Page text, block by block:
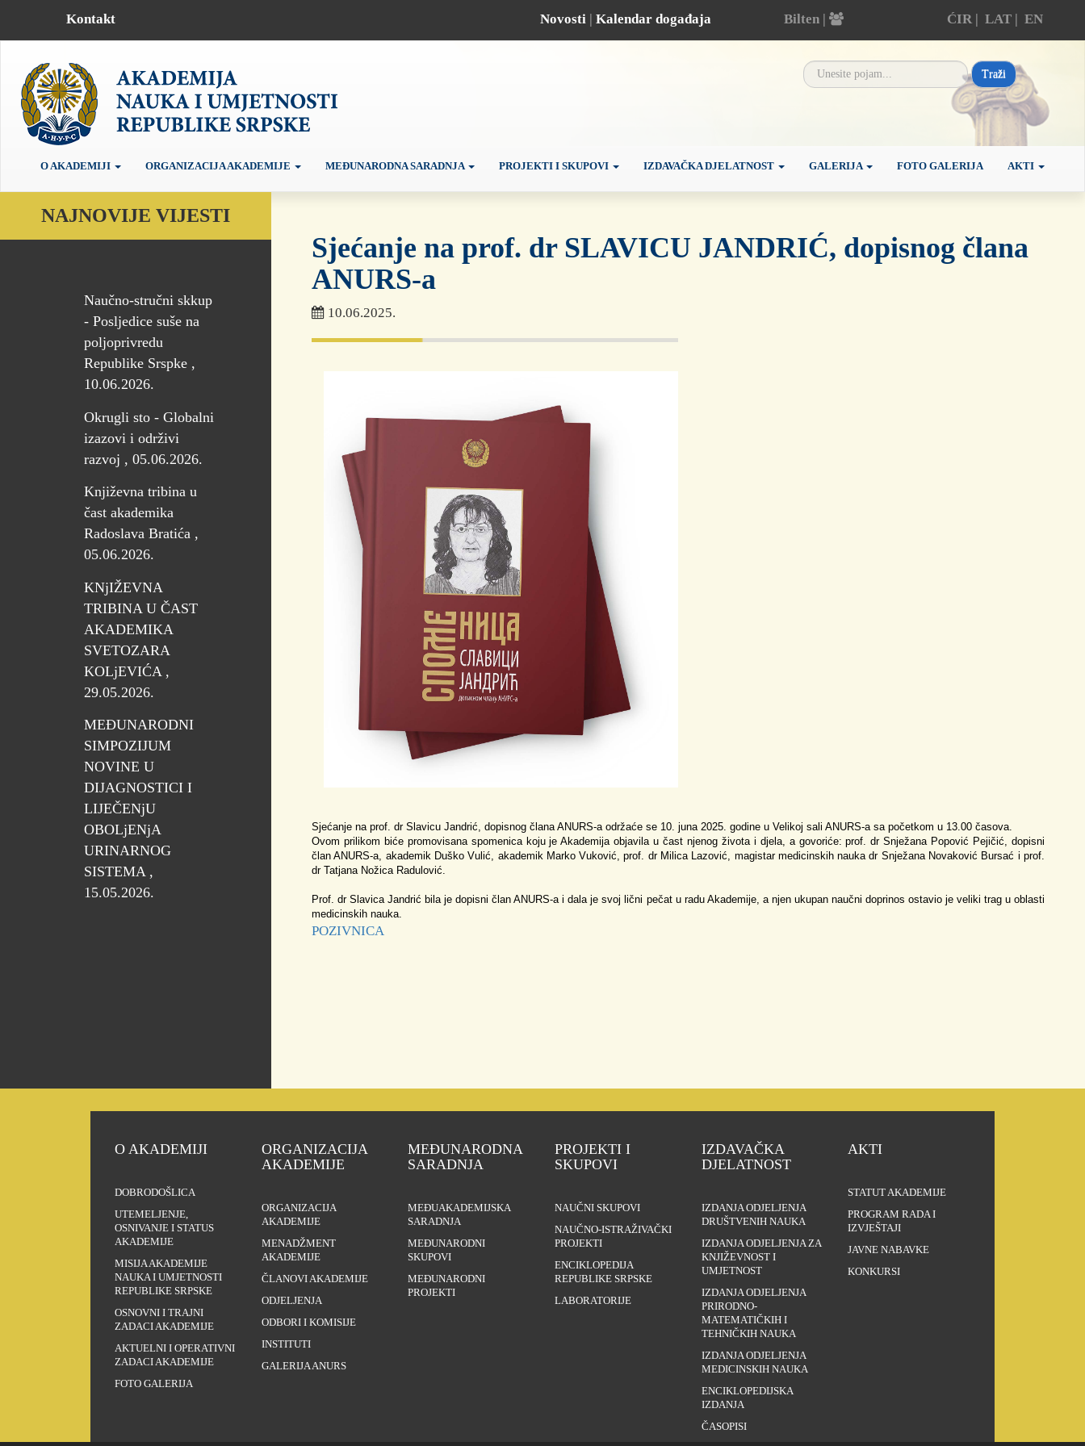
Kontakt Novosti | Kalendar događaja Bilten | ĆIR | LAT| EN
Traži
O AKADEMIJI ORGANIZACIJA AKADEMIJE MEĐUNARODNA SARADNJA PROJEKTI I SKUPOVI IZDAVAČKA DJELATNOST GALERIJA FOTO GALERIJA AKTI
NAJNOVIJE VIJESTI
Naučno-stručni skkup
- Posljedice suše na
poljoprivredu
Republike Srspke ,
10.06.2026.
Okrugli sto - Globalni
izazovi i održivi
razvoj , 05.06.2026.
Književna tribina u
čast akademika
Radoslava Bratića ,
05.06.2026.
KNjIŽEVNA
TRIBINA U ČAST
AKADEMIKA
SVETOZARA
KOLjEVIĆA ,
29.05.2026.
MEĐUNARODNI
SIMPOZIJUM
NOVINE U
DIJAGNOSTICI I
LIJEČENjU
OBOLjENjA
URINARNOG
SISTEMA ,
15.05.2026.
Sjećanje na prof. dr SLAVICU JANDRIĆ, dopisnog člana
ANURS-a
10.06.2025.
Sjećanje na prof. dr Slavicu Jandrić, dopisnog člana ANURS-a održaće se 10. juna 2025. godine u Velikoj sali ANURS-a sa početkom u 13.00 časova.
Ovom prilikom biće promovisana spomenica koju je Akademija objavila u čast njenog života i djela, a govoriće: prof. dr Snježana Popović Pejičić, dopisni
član ANURS-a, akademik Duško Vulić, akademik Marko Vuković, prof. dr Milica Lazović, magistar medicinskih nauka dr Snježana Novaković Bursać i prof.
dr Tatjana Nožica Radulović.
Prof. dr Slavica Jandrić bila je dopisni član ANURS-a i dala je svoj lični pečat u radu Akademije, a njen ukupan naučni doprinos ostavio je veliki trag u oblasti
medicinskih nauka.
POZIVNICA
O AKADEMIJI
DOBRODOŠLICA
UTEMELJENJE,
OSNIVANJE I STATUS
AKADEMIJE
MISIJA AKADEMIJE
NAUKA I UMJETNOSTI
REPUBLIKE SRPSKE
OSNOVNI I TRAJNI
ZADACI AKADEMIJE
AKTUELNI I OPERATIVNI
ZADACI AKADEMIJE
FOTO GALERIJA
ORGANIZACIJA
AKADEMIJE
ORGANIZACIJA
AKADEMIJE
MENADŽMENT
AKADEMIJE
ČLANOVI AKADEMIJE
ODJELJENJA
ODBORI I KOMISIJE
INSTITUTI
GALERIJA ANURS
MEĐUNARODNA
SARADNJA
MEĐUAKADEMIJSKA
SARADNJA
MEĐUNARODNI
SKUPOVI
MEĐUNARODNI
PROJEKTI
PROJEKTI I
SKUPOVI
NAUČNI SKUPOVI
NAUČNO-ISTRAŽIVAČKI
PROJEKTI
ENCIKLOPEDIJA
REPUBLIKE SRPSKE
LABORATORIJE
IZDAVAČKA
DJELATNOST
IZDANJA ODJELJENJA
DRUŠTVENIH NAUKA
IZDANJA ODJELJENJA ZA
KNJIŽEVNOST I
UMJETNOST
IZDANJA ODJELJENJA
PRIRODNO-
MATEMATIČKIH I
TEHNIČKIH NAUKA
IZDANJA ODJELJENJA
MEDICINSKIH NAUKA
ENCIKLOPEDIJSKA
IZDANJA
ČASOPISI
AKTI
STATUT AKADEMIJE
PROGRAM RADA I
IZVJEŠTAJI
JAVNE NABAVKE
KONKURSI